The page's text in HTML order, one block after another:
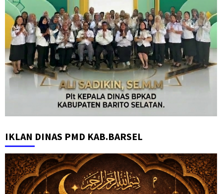
IKLAN DINAS PMD KAB.BARSEL